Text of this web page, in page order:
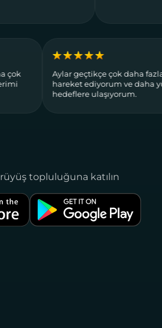
daha çok
Aylar geçtikçe çok
hareket ediyorum
hedeflere
topluluğuna katılın